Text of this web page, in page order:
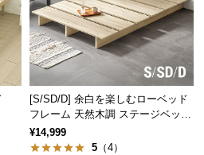
持つデンマーク。家具の本
れたこだわりの一台です。
[S/SD/D] 余白を楽しむローベッド
フレーム 天然木調 ステージベッド
ロボット掃除機対応
¥14,999
5 （4）